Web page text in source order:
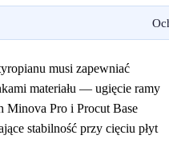
musi zapewniać
materiału — ugięcie ramy
Minova Pro i Procut Base
stabilność przy cięciu płyt